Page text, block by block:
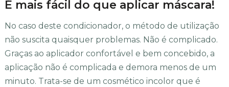
É mais fácil do que aplicar máscara!
No caso deste condicionador, o método de utilização
não suscita quaisquer problemas. Não é complicado.
Graças ao aplicador confortável e bem concebido, a
aplicação não é complicada e demora menos de um
minuto. Trata-se de um cosmético incolor que é